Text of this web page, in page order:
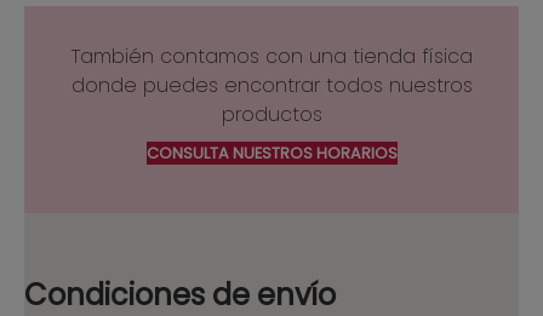
También contamos con una tienda física
donde puedes encontrar todos nuestros
productos
CONSULTA NUESTROS HORARIOS
Condiciones de envío